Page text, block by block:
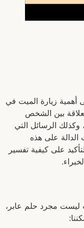
أهمية زيارة الميت في
بين الشخص
الرسائل التي
الدالة على هذه
على كيفية تفسير
ليست مجرد حلم عابر،